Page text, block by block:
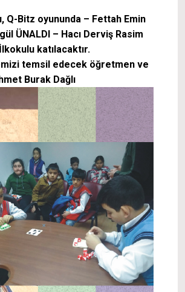
Q-Bitz oyununda – Fettah Emin
ÜNALDI – Hacı Derviş Rasim
katılacaktır.
temsil edecek öğretmen ve
Burak Dağlı